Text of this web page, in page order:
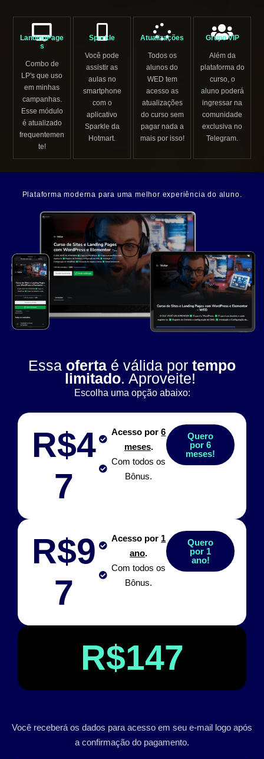
LandingPage
s
Combo de
LP's que uso
em minhas
campanhas.
Esse módulo
é atualizado
frequentemen
te!
Sparkle
Você pode
assistir as
aulas no
smartphone
com o
aplicativo
Sparkle da
Hotmart.
Atualizações
Todos os
alunos do
WED tem
acesso as
atualizações
do curso sem
pagar nada a
mais por isso!
Grupo VIP
Além da
plataforma do
curso, o
aluno poderá
ingressar na
comunidade
exclusiva no
Telegram.
Plataforma moderna para uma melhor experiência do aluno.
Essa oferta é válida por tempo
limitado. Aproveite!
Escolha uma opção abaixo:
R$4
7
Acesso por6
meses.
Com todos os
Bônus.
Quero
por 6
meses!
R$9
7
Acesso por 1
ano.
Com todos os
Bônus.
Quero
por 1
ano!
R$147
Você receberá os dados para acesso em seu e-mail logo após
a confirmação do pagamento.